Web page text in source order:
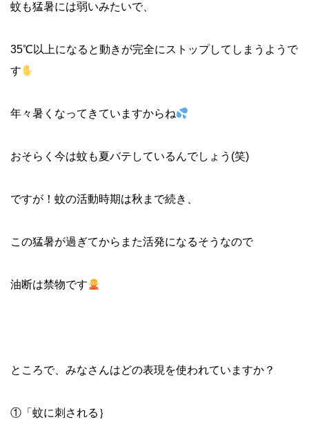
蚊も猛暑には弱いみたいで、
35℃以上になると動きが完全にストップしてしまうようで
す
年々暑くなってきていますからね
おそらく今は蚊も夏バテしているんでしょう(笑)
ですが！蚊の活動時期は秋まで続き、
この猛暑が過ぎてからまた活発になるそうなので
油断は禁物です
ところで、みなさんはどの表現を使われていますか？
①「蚊に刺される｝